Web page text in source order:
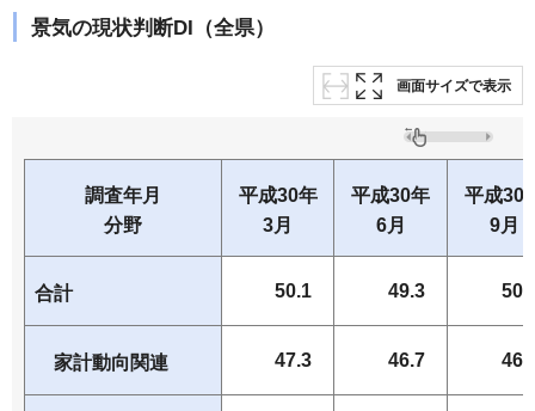
景気の現状判断DI（全県）
画面サイズで表示
調査年月
分野
平成30年
3月
平成30年
6月
平成30
9月
合計 50.1 49.3
家計動向関連 47.3 46.7